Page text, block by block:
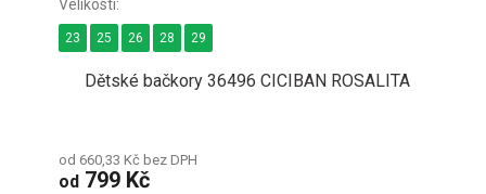
Dětské bačkory 36496 CICIBAN ROSALITA
od 660,33 Kč bez DPH
od 799 Kč
23 25 26 28 29